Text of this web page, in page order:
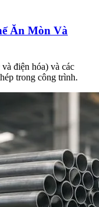
Ăn Mòn Và
điện hóa) và các
trong công trình.